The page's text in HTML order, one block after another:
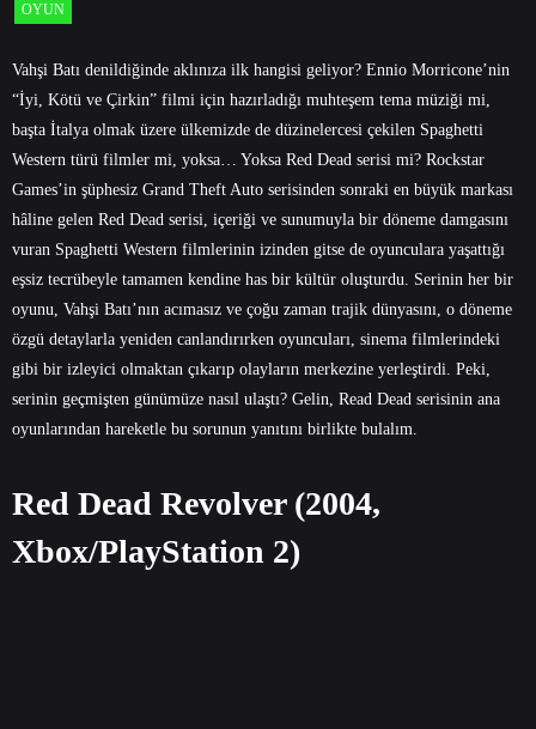
OYUN
Vahşi Batı denildiğinde aklınıza ilk hangisi geliyor? Ennio Morricone’nin
“İyi, Kötü ve Çirkin” filmi için hazırladığı muhteşem tema müziği mi,
başta İtalya olmak üzere ülkemizde de düzinelercesi çekilen Spaghetti
Western türü filmler mi, yoksa… Yoksa Red Dead serisi mi? Rockstar
Games’in şüphesiz Grand Theft Auto serisinden sonraki en büyük markası
hâline gelen Red Dead serisi, içeriği ve sunumuyla bir döneme damgasını
vuran Spaghetti Western filmlerinin izinden gitse de oyunculara yaşattığı
eşsiz tecrübeyle tamamen kendine has bir kültür oluşturdu. Serinin her bir
oyunu, Vahşi Batı’nın acımasız ve çoğu zaman trajik dünyasını, o döneme
özgü detaylarla yeniden canlandırırken oyuncuları, sinema filmlerindeki
gibi bir izleyici olmaktan çıkarıp olayların merkezine yerleştirdi. Peki,
serinin geçmişten günümüze nasıl ulaştı? Gelin, Read Dead serisinin ana
oyunlarından hareketle bu sorunun yanıtını birlikte bulalım.
Red Dead Revolver (2004,
Xbox/PlayStation 2)